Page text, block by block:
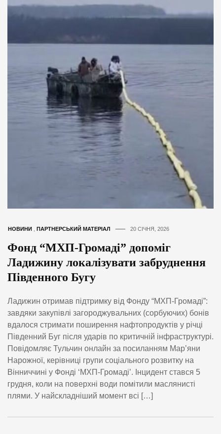
НОВИНИ ПАРТНЕРСЬКИЙ МАТЕРІАЛ 20 СІЧНЯ, 2026
Фонд “МХП-Громаді” допоміг
Ладижину локалізувати забруднення
Південного Бугу
Ладижин отримав підтримку від Фонду “МХП-Громаді”:
завдяки закупівлі загороджувальних (сорбуючих) бонів
вдалося стримати поширення нафтопродуктів у річці
Південний Буг після ударів по критичній інфраструктурі.
Повідомляє Тульчин онлайн за посиланням Мар’яни
Нарожної, керівниці групи соціального розвитку на
Вінниччині у Фонді ‘МХП-Громаді’. Інцидент стався 5
грудня, коли на поверхні води помітили маслянисті
плями. У найскладніший момент всі […]